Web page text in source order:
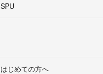
SPU
はじめての方へ